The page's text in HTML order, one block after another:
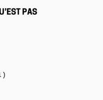
PAS